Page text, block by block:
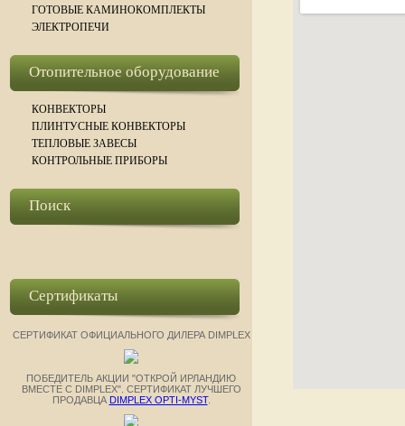
ГОТОВЫЕ КАМИНОКОМПЛЕКТЫ
ЭЛЕКТРОПЕЧИ
Отопительное оборудование
КОНВЕКТОРЫ
ПЛИНТУСНЫЕ КОНВЕКТОРЫ
ТЕПЛОВЫЕ ЗАВЕСЫ
КОНТРОЛЬНЫЕ ПРИБОРЫ
Поиск
Сертификаты
СЕРТИФИКАТ ОФИЦИАЛЬНОГО ДИЛЕРА DIMPLEX
ПОБЕДИТЕЛЬ АКЦИИ "ОТКРОЙ ИРЛАНДИЮ
ВМЕСТЕ С DIMPLEX". СЕРТИФИКАТ ЛУЧШЕГО
ПРОДАВЦА DIMPLEX OPTI-MYST.